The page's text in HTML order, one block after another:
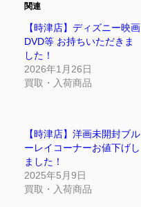
関連
【時津店】ディズニー映画
DVD等 お持ちいただきま
した！
2026年1月26日
買取・入荷商品
【時津店】洋画未開封ブル
ーレイコーナーお値下げし
ました！
2025年5月9日
買取・入荷商品